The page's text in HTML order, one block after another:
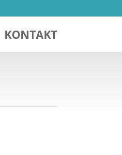
KONTAKT